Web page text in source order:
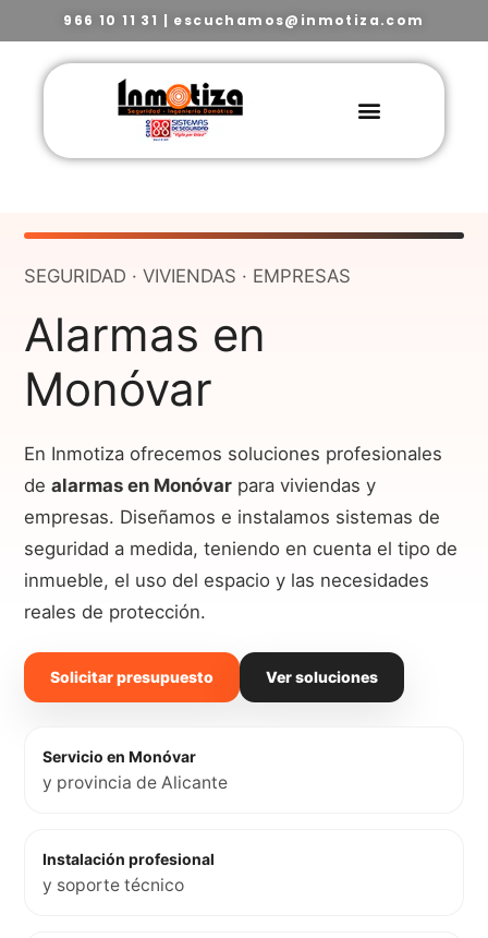
966 10 11 31 | escuchamos@inmotiza.com
SEGURIDAD · VIVIENDAS · EMPRESAS
Alarmas en
Monóvar
En Inmotiza ofrecemos soluciones profesionales
de alarmas en Monóvar para viviendas y
empresas. Diseñamos e instalamos sistemas de
seguridad a medida, teniendo en cuenta el tipo de
inmueble, el uso del espacio y las necesidades
reales de protección.
Solicitar presupuesto Ver soluciones
Servicio en Monóvar
y provincia de Alicante
Instalación profesional
y soporte técnico